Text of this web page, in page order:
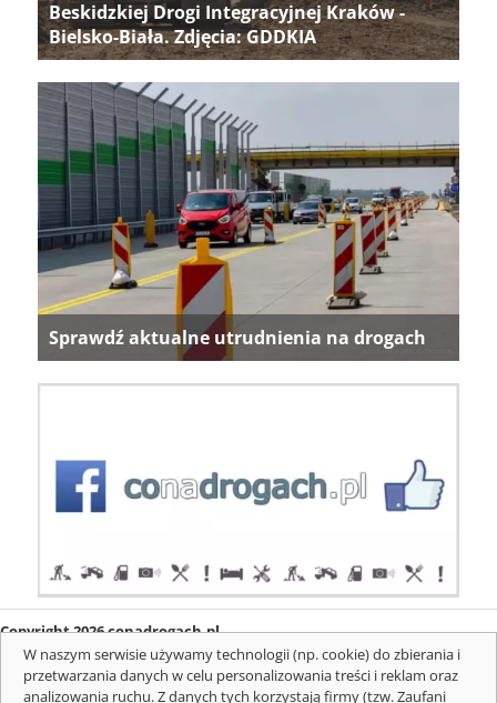
Beskidzkiej Drogi Integracyjnej Kraków -
Bielsko-Biała. Zdjęcia: GDDKIA
Sprawdź aktualne utrudnienia na drogach
Copyright 2026 conadrogach.pl
O firmie
Redakcja Regulamin
Informacje o cookies
Mapa serwisu
Komunikaty
W naszym serwisie używamy technologii (np. cookie) do zbierania i
przetwarzania danych w celu personalizowania treści i reklam oraz
analizowania ruchu. Z danych tych korzystają firmy (tzw. Zaufani